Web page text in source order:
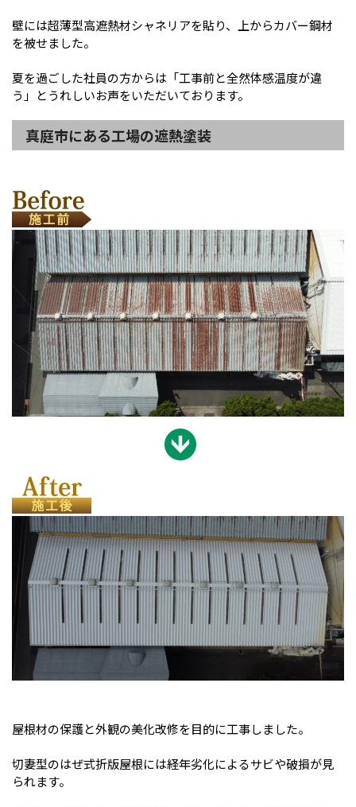
壁には超薄型高遮熱材シャネリアを貼り、上からカバー鋼材
を被せました。
夏を過ごした社員の方からは「工事前と全然体感温度が違
う」とうれしいお声をいただいております。
真庭市にある工場の遮熱塗装
屋根材の保護と外観の美化改修を目的に工事しました。
切妻型のはぜ式折版屋根には経年劣化によるサビや破損が見
られます。